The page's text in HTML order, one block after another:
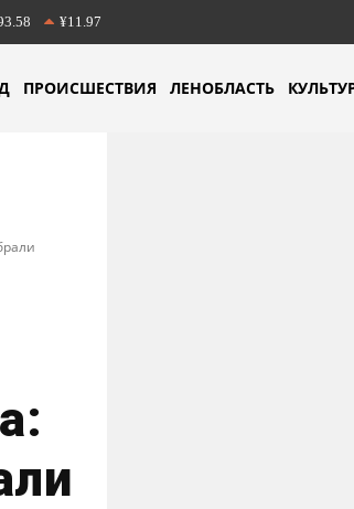
¥11.97
ПРОИСШЕСТВИЯ ЛЕНОБЛАСТЬ